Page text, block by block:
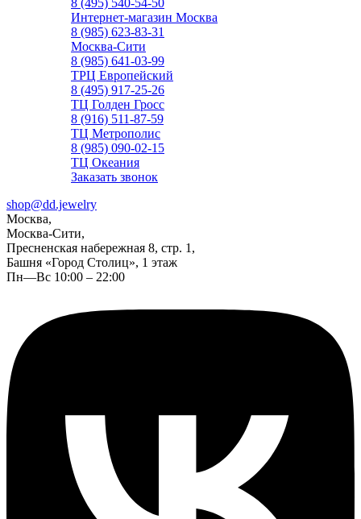
8 (495) 540-54-50
Интернет-магазин Москва
8 (985) 623-83-31
Москва-Сити
8 (985) 641-03-99
ТРЦ Европейский
8 (495) 917-25-26
ТЦ Голден Гросс
8 (916) 511-87-59
ТЦ Метрополис
8 (985) 090-02-15
ТЦ Океания
Заказать звонок
shop@dd.jewelry
Москва,
Москва-Сити,
Пресненская набережная 8, стр. 1,
Башня «Город Столиц», 1 этаж
Пн—Вс 10:00 – 22:00